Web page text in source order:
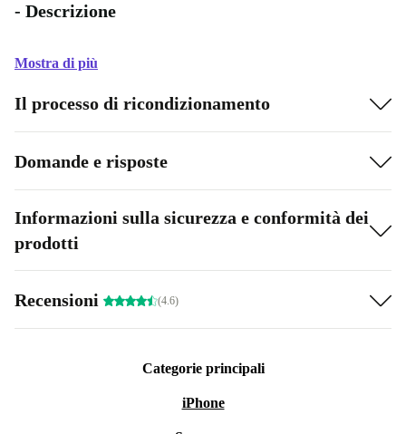
- Descrizione
Mostra di più
Il processo di ricondizionamento
Domande e risposte
Informazioni sulla sicurezza e conformità dei
prodotti
Recensioni (4.6)
Categorie principali
iPhone